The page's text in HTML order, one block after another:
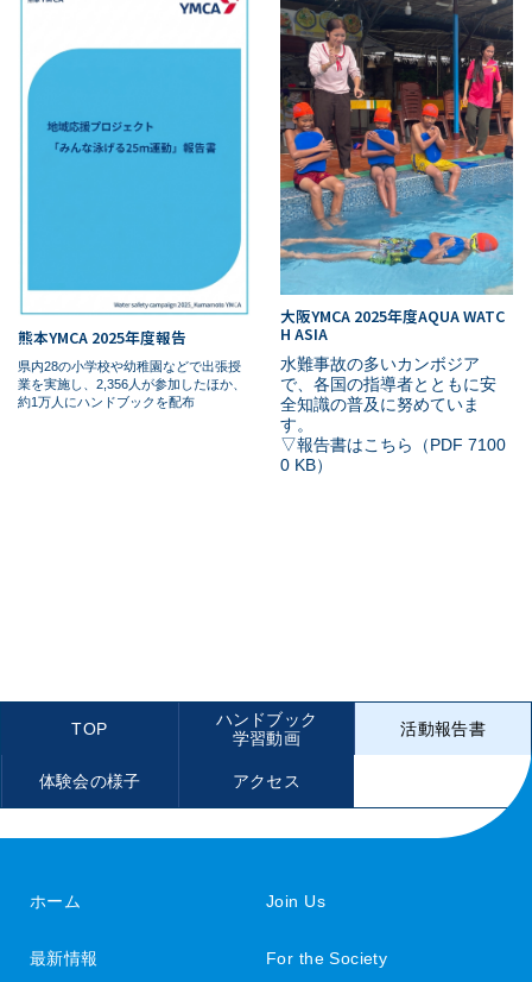
熊本YMCA 2025年度報告
県内28の小学校や幼稚園などで出張授
業を実施し、2,356人が参加したほか、
約1万人にハンドブックを配布
大阪YMCA 2025年度AQUA WATC
H ASIA
水難事故の多いカンボジア
で、各国の指導者とともに安
全知識の普及に努めていま
す。
▽報告書はこちら（PDF 7100
0 KB）
TOP
ハンドブック
学習動画
活動報告書
体験会の様子 アクセス
ホーム
最新情報
Join Us
For the Society